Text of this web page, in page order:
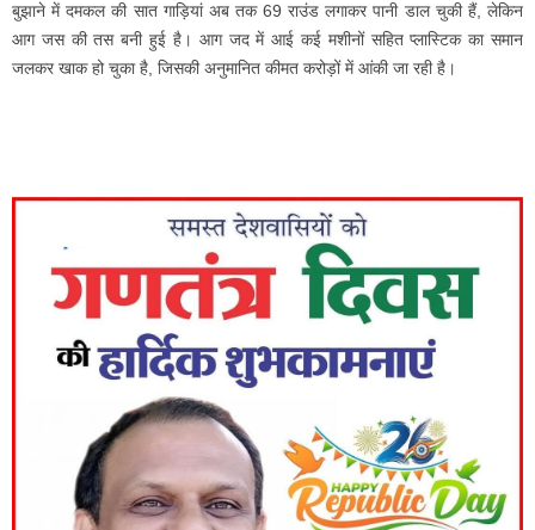
बुझाने में दमकल की सात गाड़ियां अब तक 69 राउंड लगाकर पानी डाल चुकी हैं, लेकिन
आग जस की तस बनी हुई है। आग जद में आई कई मशीनों सहित प्लास्टिक का समान
जलकर खाक हो चुका है, जिसकी अनुमानित कीमत करोड़ों में आंकी जा रही है।